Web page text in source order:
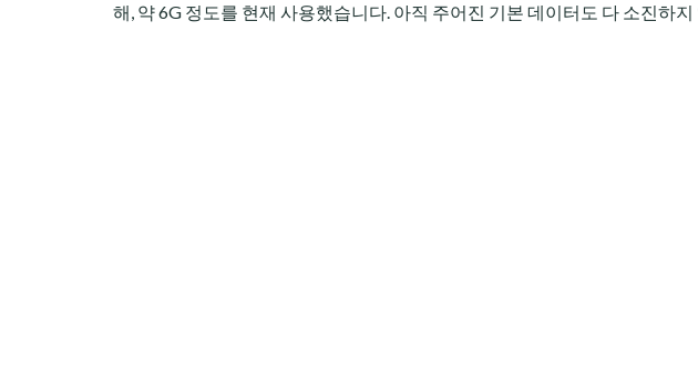
해, 약 6G 정도를 현재 사용했습니다. 아직 주어진 기본 데이터도 다 소진하지